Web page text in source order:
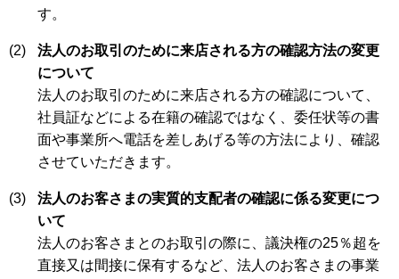
す。
(2)
法人のお取引のために来店される方の確認方法の変更
について
法人のお取引のために来店される方の確認について、
社員証などによる在籍の確認ではなく、委任状等の書
面や事業所へ電話を差しあげる等の方法により、確認
させていただきます。
(3)
法人のお客さまの実質的支配者の確認に係る変更につ
いて
法人のお客さまとのお取引の際に、議決権の25％超を
直接又は間接に保有するなど、法人のお客さまの事業